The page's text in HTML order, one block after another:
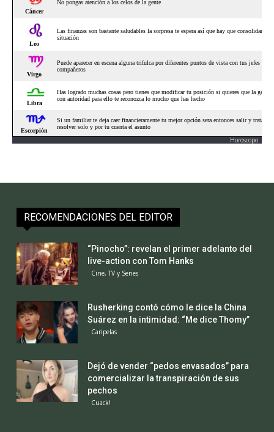
Horoscopo
RECOMENDACIONES DEL EDITOR
“Pinocho”: revelan el primer adelanto del
live-action con Tom Hanks
Cine, TV y Series
Rusherking contó cómo le dice la China
Suárez en la intimidad: “Me dice Thomy”
Caripelas
Dejó de vender “pedos envasados” para
comercializar la transpiración de sus
pechos
Cuack!